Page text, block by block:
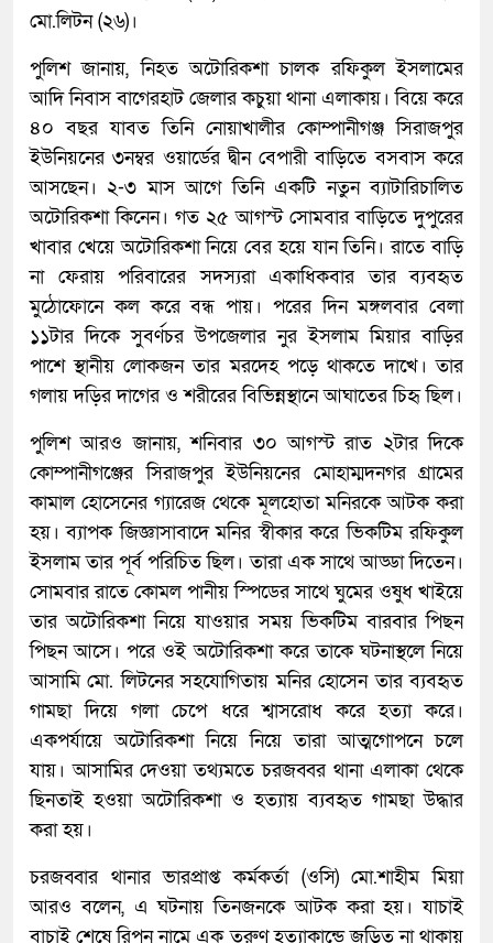
মো.লিটন (২৬)।
পুলিশ জানায়, নিহত অটোরিকশা চালক রফিকুল ইসলামের
আদি নিবাস বাগেরহাট জেলার কচুয়া থানা এলাকায়। বিয়ে করে
৪০ বছর যাবত তিনি নোয়াখালীর কোম্পানীগঞ্জ সিরাজপুর
ইউনিয়নের ৩নম্বর ওয়ার্ডের দ্বীন বেপারী বাড়িতে বসবাস করে
আসছেন। ২-৩ মাস আগে তিনি একটি নতুন ব্যাটারিচালিত
অটোরিকশা কিনেন। গত ২৫ আগস্ট সোমবার বাড়িতে দুপুরের
খাবার খেয়ে অটোরিকশা নিয়ে বের হয়ে যান তিনি। রাতে বাড়ি
না ফেরায় পরিবারের সদস্যরা একাধিকবার তার ব্যবহৃত
মুঠোফোনে কল করে বন্ধ পায়। পরের দিন মঙ্গলবার বেলা
১১টার দিকে সুবর্ণচর উপজেলার নুর ইসলাম মিয়ার বাড়ির
পাশে স্থানীয় লোকজন তার মরদেহ পড়ে থাকতে দাখে। তার
গলায় দড়ির দাগের ও শরীরের বিভিন্নস্থানে আঘাতের চিহৃ ছিল।
পুলিশ আরও জানায়, শনিবার ৩০ আগস্ট রাত ২টার দিকে
কোম্পানীগঞ্জের সিরাজপুর ইউনিয়নের মোহাম্মদনগর গ্রামের
কামাল হোসেনের গ্যারেজ থেকে মূলহোতা মনিরকে আটক করা
হয়। ব্যাপক জিজ্ঞাসাবাদে মনির স্বীকার করে ভিকটিম রফিকুল
ইসলাম তার পূর্ব পরিচিত ছিল। তারা এক সাথে আড্ডা দিতেন।
সোমবার রাতে কোমল পানীয় স্পিডের সাথে ঘুমের ওষুধ খাইয়ে
তার অটোরিকশা নিয়ে যাওয়ার সময় ভিকটিম বারবার পিছন
পিছন আসে। পরে ওই অটোরিকশা করে তাকে ঘটনাস্থলে নিয়ে
আসামি মো. লিটনের সহযোগিতায় মনির হোসেন তার ব্যবহৃত
গামছা দিয়ে গলা চেপে ধরে শ্বাসরোধ করে হত্যা করে।
একপর্যায়ে অটোরিকশা নিয়ে নিয়ে তারা আত্মগোপনে চলে
যায়। আসামির দেওয়া তথ্যমতে চরজব্বর থানা এলাকা থেকে
ছিনতাই হওয়া অটোরিকশা ও হত্যায় ব্যবহৃত গামছা উদ্ধার
করা হয়।
চরজব্বার থানার ভারপ্রাপ্ত কর্মকর্তা (ওসি) মো.শাহীম মিয়া
আরও বলেন, এ ঘটনায় তিনজনকে আটক করা হয়। যাচাই
বাচাই শেষে রিপন নামে এক তরুণ হত্যাকান্ডে জড়িত না থাকায়